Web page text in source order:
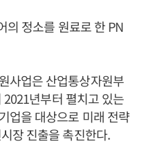
의 정소를 원료로 한 PN
사업은 산업통상자원부
년부터 펼치고 있는
업을 대상으로 미래 전략
장 진출을 촉진한다.